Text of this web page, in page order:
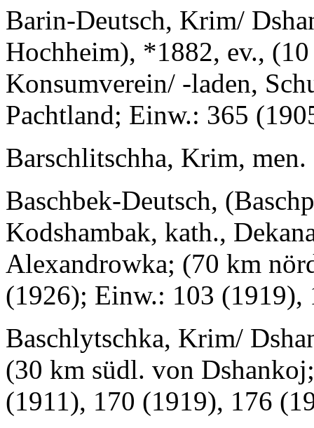
Barin-Deutsch, Krim/
Hochheim), *1882, ev.,
Konsumverein/ -laden,
Pachtland; Einw.: 365
Barschlitschha, Krim, men.
Baschbek-Deutsch,
Kodshambak, kath.,
Alexandrowka; (70 km
(1926); Einw.: 103 (1919),
Baschlytschka, Krim/
(30 km südl. von
(1911), 170 (1919), 176